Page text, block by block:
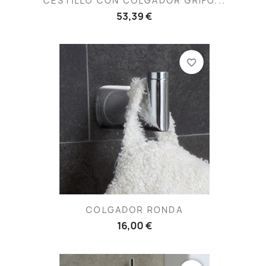
53,39 €
COLGADOR RONDA
16,00 €
favorite_border